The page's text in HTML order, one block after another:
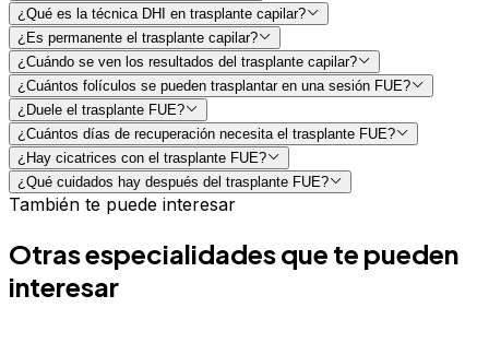
¿Qué es la técnica DHI en trasplante capilar?
¿Es permanente el trasplante capilar?
¿Cuándo se ven los resultados del trasplante capilar?
¿Cuántos folículos se pueden trasplantar en una sesión FUE?
¿Duele el trasplante FUE?
¿Cuántos días de recuperación necesita el trasplante FUE?
¿Hay cicatrices con el trasplante FUE?
¿Qué cuidados hay después del trasplante FUE?
También te puede interesar
Otras especialidades que te pueden
interesar